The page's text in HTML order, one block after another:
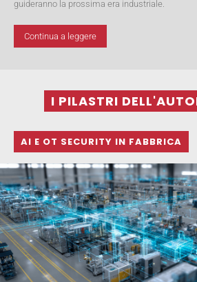
guideranno la prossima era industriale.
Continua a leggere
I PILASTRI
AI E OT SECURITY IN FABBRICA